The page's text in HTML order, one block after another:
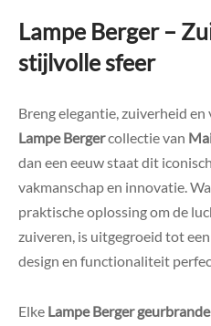
Lampe Berger –
stijlvolle sfeer
Breng elegantie, zuiverheid
Lampe Bergercollectie van
dan een eeuw staat dit
vakmanschap en innovatie.
praktische oplossing om de
zuiveren, is uitgegroeid tot
design en functionaliteit
Elke Lampe Berger